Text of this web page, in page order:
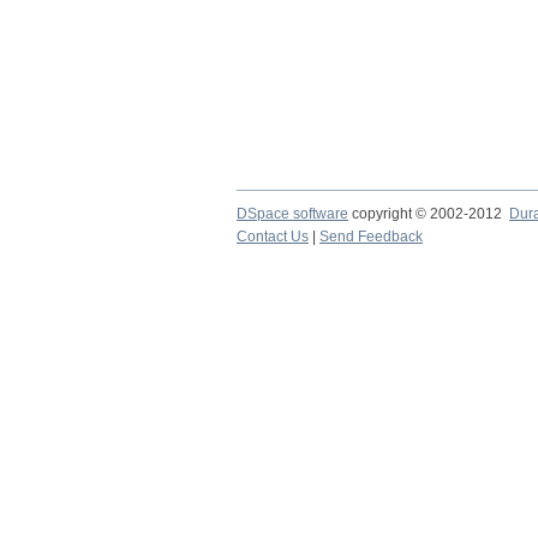
DSpace software copyright © 2002-2012
Contact Us
Send Feedback